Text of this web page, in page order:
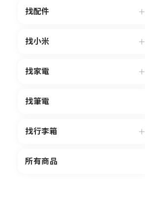
找配件
找小米
找家電
找筆電
找行李箱
所有商品